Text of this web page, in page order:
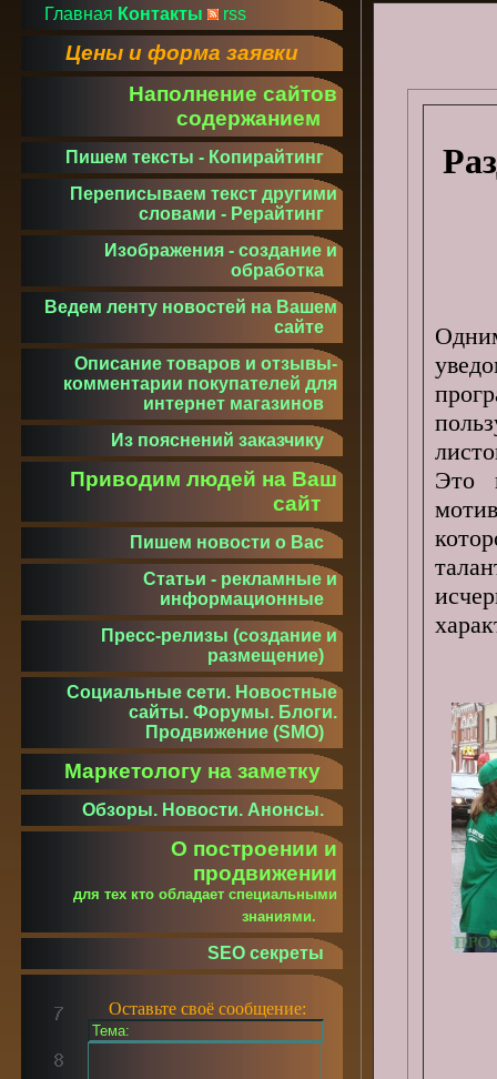
Это
Главная Контакты rss
Цены и форма заявки
Наполнение сайтов
содержанием
Пишем тексты - Копирайтинг
Переписываем текст другими
словами - Рерайтинг
Изображения - создание и
обработка
Ведем ленту новостей на Вашем
сайте
Описание товаров и отзывы-
комментарии покупателей для
интернет магазинов
Из пояснений заказчику
Приводим людей на Ваш
сайт
Пишем новости о Вас
Статьи - рекламные и
информационные
Пресс-релизы (создание и
размещение)
Социальные сети. Новостные
сайты. Форумы. Блоги.
Продвижение (SMO)
Маркетологу на заметку
Обзоры. Новости. Анонсы.
О построении и
продвижении
для тех кто обладает специальными
знаниями.
SEO секреты
Оставьте своё сообщение: